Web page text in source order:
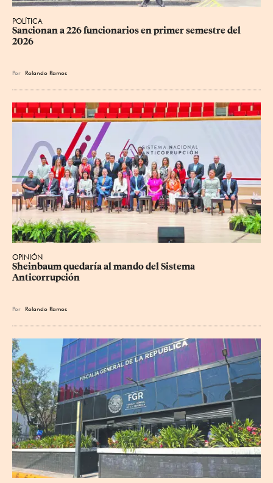
POLÍTICA
Sancionan a 226 funcionarios en primer semestre del
2026
Por Rolando Ramos
OPINIÓN
Sheinbaum quedaría al mando del Sistema
Anticorrupción
Por Rolando Ramos